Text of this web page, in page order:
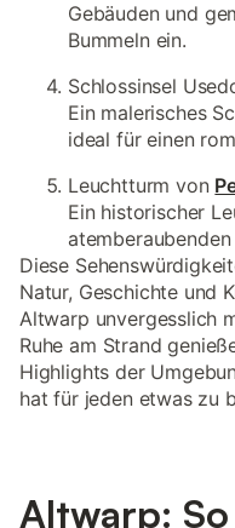
Gebäuden und
Bummeln ein.
Schlossinsel
Ein malerisches
ideal für einen
Leuchtturm von
Ein historischer
Diese
Natur, Geschichte und
Altwarp unvergesslich
Ruhe am Strand
Highlights der
hat für jeden etwas zu
Altwarp: